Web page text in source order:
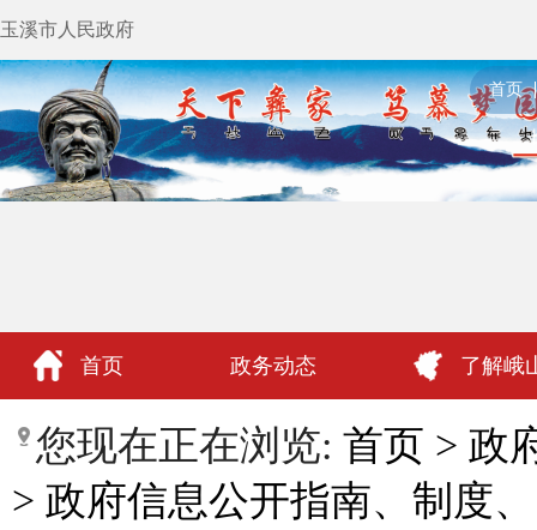
玉溪市人民政府
首页
首页 政务动态 了解峨
政民互动
您现在正在浏览: 首页 > 政
> 政府信息公开指南、制度